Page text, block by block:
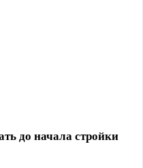
до начала стройки